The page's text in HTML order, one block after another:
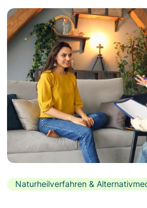
Naturheilverfahren &